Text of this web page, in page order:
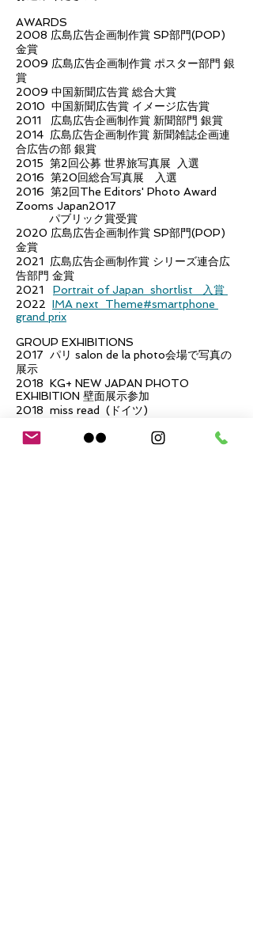
AWARDS
2008 広島広告企画制作賞 SP部門(POP)
金賞
2009 広島広告企画制作賞 ポスター部門 銀
賞
2009 中国新聞広告賞 総合大賞
2010 中国新聞広告賞 イメージ広告賞
2011 広島広告企画制作賞 新聞部門 銀賞
2014 広島広告企画制作賞 新聞雑誌企画連
合広告の部 銀賞
2015 第2回公募 世界旅写真展 入選
2016 第20回総合写真展 入選
2016 第2回The Editors' Photo Award
Zooms Japan2017
パブリック賞受賞
2020 広島広告企画制作賞 SP部門(POP)
金賞
2021 広島広告企画制作賞 シリーズ連合広
告部門 金賞
2021 Portrait of Japan shortlist 入賞
2022 IMA next Theme#smartphone
grand prix
GROUP EXHIBITIONS
2017 パリ salon de la photo会場で写真の
展示
2018 KG+ NEW JAPAN PHOTO
EXHIBITION 壁面展示参加
2018 miss read (ドイツ)
イス）